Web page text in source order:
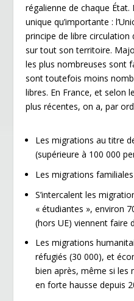
régalienne de chaque
unique qu’importante :
principe de libre
sur tout son territoire.
les plus nombreuses sont
sont toutefois moins
libres. En France, et selon
plus récentes, on a, par
Les migrations au titre
(supérieure à 100 000
Les migrations
S’intercalent les
« étudiantes », environ
(hors UE) viennent faire
Les migrations
réfugiés (30 000), et
bien après, même si
en forte hausse depuis